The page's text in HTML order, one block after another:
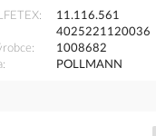
11.116.561
4025221120036
1008682
POLLMANN